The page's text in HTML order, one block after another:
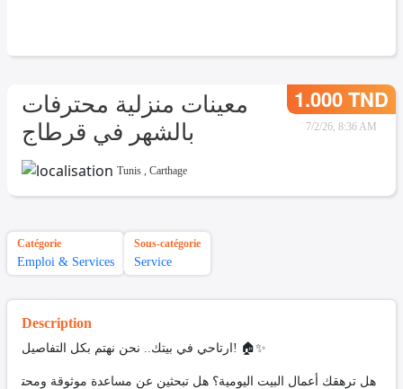
معينات منزلية محترفات
بالشهر في قرطاج
1.000 TND
7/2/26, 8:36 AM
Tunis , Carthage
Catégorie
Emploi & Services
Sous-catégorie
Service
Description
ارتاحي في بيتك.. نحن نهتم بكل التفاصيل! 🏠✨
هل ترهقك أعمال البيت اليومية؟ هل تبحثين عن مساعدة موثوقة ومحت